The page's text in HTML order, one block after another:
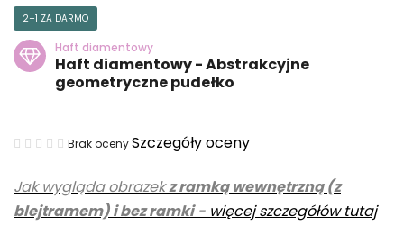
Jak wygląda obrazekz ramką wewnętrzną (z
blejtramem) i bez ramki- więcej szczegółów tutaj
2+1 ZA DARMO
Haft diamentowy
Haft diamentowy - Abstrakcyjne
geometryczne pudełko
Średnia
produktu
wynosi
Brak ocenySzczegóły oceny